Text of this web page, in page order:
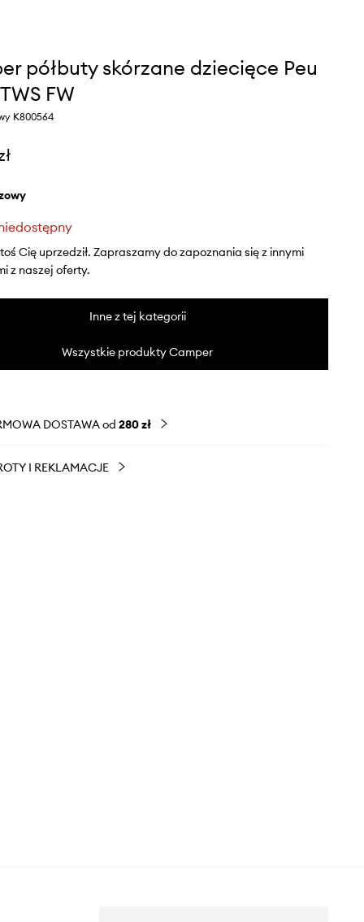
półbuty skórzane dziecięce Peu
FW
K800564
Cię uprzedził. Zapraszamy do zapoznania się z innymi
z naszej oferty.
Inne z tej kategorii
Wszystkie produkty Camper
DOSTAWA od 280 zł
I REKLAMACJE